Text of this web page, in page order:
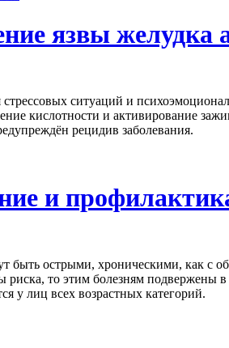
язвы желудка
ситуаций и
кислотности и активирование
рецидив заболевания.
и
острыми, хроническими, как с
риска, то этим болезням
у лиц всех возрастных категорий.